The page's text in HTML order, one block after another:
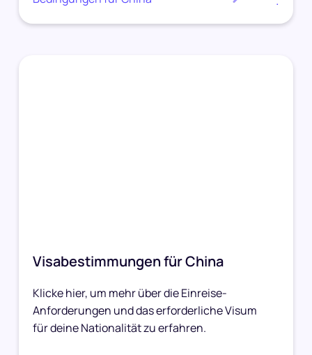
Visabestimmungen für China
Klicke hier, um mehr über die Einreise-
Anforderungen und das erforderliche Visum
für deine Nationalität zu erfahren.